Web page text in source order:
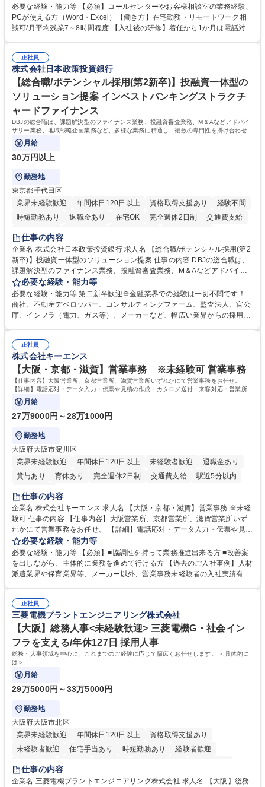
様相談室でのお仕事です。 日々お客様からいただくキリングループへのご
意見を、企業活動に活かしています。お客様からの声に迅速かつ誠意をも
って対応、情報提供するとともにグループ内活動に反映しています。 【具
平均100件前後■メール・手紙：同上40件前後 募集職種 中野本社【お客様
相談室】お客様のお声をもとにより良い商品づくりへ貢献
必要な経験・能力等 【必須】コールセンターやお客様相談室の業務経験、
PCが使える方（Word・Excel）【働き方】在宅勤務・リモートワーク相
談可/月平均残業7～8時間程度 【入社後の研修】着任から1か月は電話対応
すのでご安心ください。 【当社について】キリングループの広報機能を担
う会社として、お客様との出会いを大切にし、磨き上げたホスピタリティ
を込めてコミュニケーションをとりながら広報関連業務を行っておりま
す。 学歴・資格 学歴：大学院 大学 高専 短大 専修学校 高校 語学力： 資
格：
正社員
株式会社日本政策投資銀行
【総合職/ポテンシャル採用(第2新卒)】投融資一体型の
ソリューション提案 インベストバンキングストラクチ
ャードファイナンス
DBJの総合職は、課題解決型のファイナンス業務、投融資審査業務、M＆Aなどアドバイ
ザリー業務、地域戦略企画業務など、多様な業務に精通し、複数の専門性を掛け合わせて
広く社会に貢献していく職種です。
月給
30万円以上
勤務地
東京都千代田区
業界未経験歓迎
年間休日120日以上 資格取得支援あり
経験不問
時短勤務あり
退職金あり 在宅OK 完全週休2日制
交通費支給
駅近5分以内
食事補助あり
託児所あり
仕事の内容
企業名 株式会社日本政策投資銀行 求人名 【総合職/ポテンシャル採用(第2
新卒)】投融資一体型のソリューション提案 仕事の内容 DBJの総合職は、
課題解決型のファイナンス業務、投融資審査業務、M＆Aなどアドバイザ
リー業務、地域戦略企画業務など、多様な業務に精通し、複数の専門性を
掛け合わせて広く社会に貢献していく職種です。 入社後は、横断的なロー
テーションを経て適性や専門性に応じたキャリアを形成していただきま
す。総合職として入社いただき、下記いずれかの部門でご活躍いただきま
ート・ナレッジ業務 ※それぞれの業務内容に関しては、別途その他労働条
件備考欄に記載 募集職種 【総合職/ポテンシャル採用(第2新卒)】投融資一
体型のソリューション提案
必要な経験・能力等
必要な経験・能力等 第二新卒歓迎※金融業界での経験は一切不問です！
商社、不動産デベロッパー、コンサルティングファーム、監査法人、官公
庁、インフラ（電力、ガス等）、メーカーなど、幅広い業界からの採用実
く高い志を併せもった人材を求めています。ポテンシャル採用（第2新
卒）では、金融業界での経験や知識を問いません。新たな時代を見据え
て、複雑化する社会課題の解決に向けて先鞭をつける役割を担いたい、と
いう気概をお持ちの方を心待ちにしています。 学歴・資格 学歴：大学院
大学 語学力： 資格：
正社員
株式会社キーエンス
【大阪・京都・滋賀】営業事務 ※未経験可 営業事務
【仕事内容】大阪営業所、京都営業所、滋賀営業所いずれかにて営業事務をお任せ。
【詳細】電話応対・データ入力・伝票や見積の作成・カタログ送付・来客対応・営業所内
で発生する事務業務や業務改善をお任せ。
月給
27万9000円～28万1000円
勤務地
大阪府大阪市淀川区
業界未経験歓迎
年間休日120日以上 未経験者歓迎
退職金あり
賞与あり
育休あり 完全週休2日制 交通費支給
駅近5分以内
土日祝休み
仕事の内容
企業名 株式会社キーエンス 求人名 【大阪・京都・滋賀】営業事務 ※未経
験可 仕事の内容 【仕事内容】大阪営業所、京都営業所、滋賀営業所いず
れかにて営業事務をお任せ。 【詳細】電話応対・データ入力・伝票や見積
の作成・カタログ送付・来客対応・営業所内で発生する事務業務や業務改
善をお任せ。 【教育制度】ご入社後、育成担当とペアになりながらOJTに
て業務を覚えていただくことが可能です。業務システムがきちんと構築さ
れているため、スムーズに仕事に慣れることができる環境です。また、
募集職種 【大阪・京都・滋賀】営業事務 ※未経験可
必要な経験・能力等
必要な経験・能力等 【必須】■協調性を持って業務推進出来る方 ■改善案
を出しながら、主体的に業務を進めて行ける方 【過去のご入社事例】人材
派遣業界や保育業界等、メーカー以外、営業事務未経験者の入社実績有
えて、お客様や社員の状況に合わせ、能動的なサポート、改善の動きも期
待され。組織を支えるスペシャリストとして、チームに貢献し、結果的に
社員から頼られる存在になることができます。平均19:30の退勤以降の業
務の持ち帰りも禁止されており、メリハリのある働き方となります。 学
歴・資格 学歴：大学院 大学 高専 短大 語学力： 資格：
正社員
三菱電機プラントエンジニアリング株式会社
【大阪】総務人事<未経験歓迎> 三菱電機G・社会イン
フラを支える/年休127日 採用人事
総務・人事領域を中心に、これまでのご経験に応じて幅広くお任せします。 ＜具体的に
は＞
月給
29万5000円～33万5000円
勤務地
大阪府大阪市北区
業界未経験歓迎
年間休日120日以上
資格取得支援あり
未経験者歓迎
住宅手当あり 時短勤務あり
経験者歓迎
退職金あり
駅近5分以内
土日祝休み 服装自由 寮・社宅あり 食事補助あり
仕事の内容
企業名 三菱電機プラントエンジニアリング株式会社 求人名 【大阪】総務